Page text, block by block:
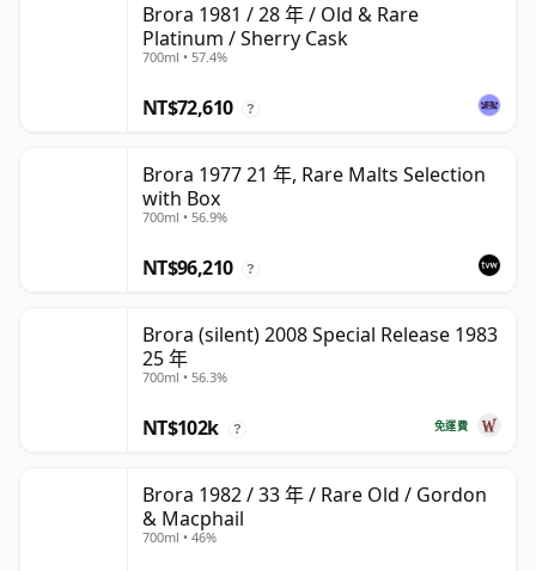
Brora 1981 / 28 年 / Old & Rare
Platinum / Sherry Cask
700ml • 57.4%
NT$72,610 ?
Brora 1977 21 年, Rare Malts Selection
with Box
700ml • 56.9%
NT$96,210 ?
Brora (silent) 2008 Special Release 1983
25 年
700ml • 56.3%
免運費
NT$102k ?
Brora 1982 / 33 年 / Rare Old / Gordon
& Macphail
700ml • 46%